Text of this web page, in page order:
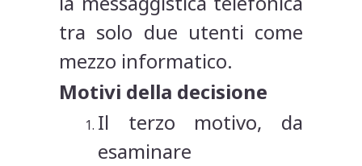
tra solo due utenti come
mezzo informatico.
Motivi della decisione
Il terzo motivo, da
esaminare